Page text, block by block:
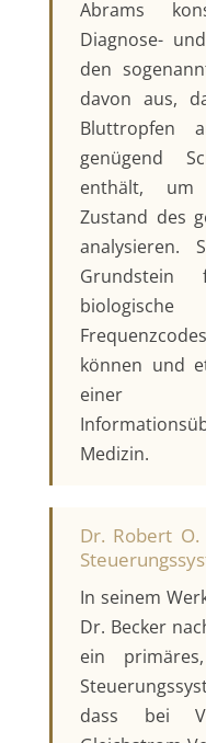
Abrams
Diagnose-
den
davon aus,
Bluttropfen
genügend
enthält, um
Zustand des
analysieren.
können und
einer
Medizin.
Dr. Robert
In seinem
Dr. Becker
ein
dass bei